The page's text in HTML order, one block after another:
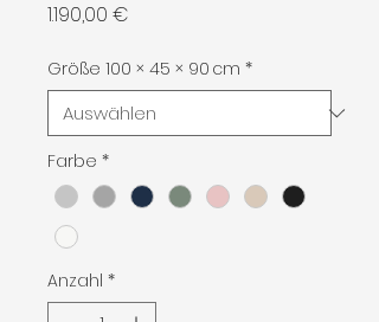
1.190,00 €
Größe 100 × 45 × 90 cm *
Farbe *
Anzahl *